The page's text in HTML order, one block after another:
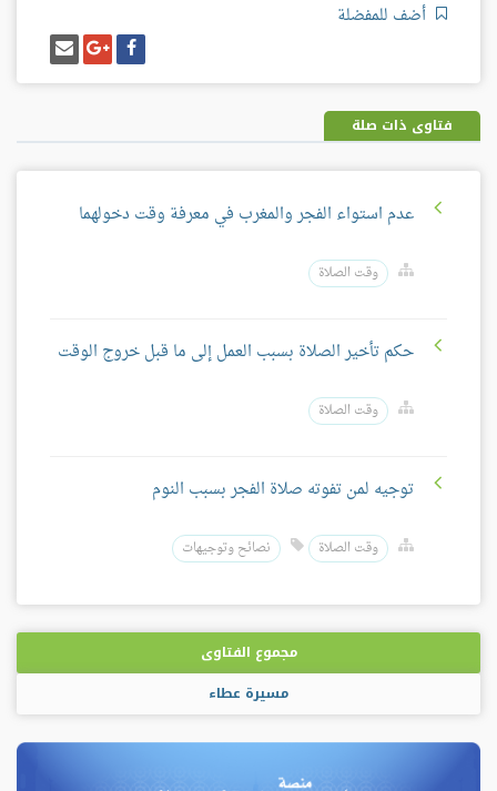
أضف للمفضلة
شارك
على
فيسبوك
شارك
على
غوغل
بلس
إرسل
إيميل
فتاوى ذات صلة
عدم استواء الفجر والمغرب في معرفة وقت دخولهما
وقت الصلاة
حكم تأخير الصلاة بسبب العمل إلى ما قبل خروج الوقت
وقت الصلاة
توجيه لمن تفوته صلاة الفجر بسبب النوم
وقت الصلاة نصائح وتوجيهات
مجموع الفتاوى
مسيرة عطاء